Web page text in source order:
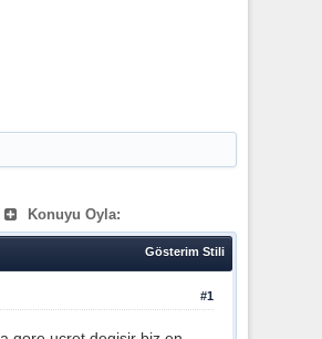
Konuyu Oyla:
Gösterim Stili
#1